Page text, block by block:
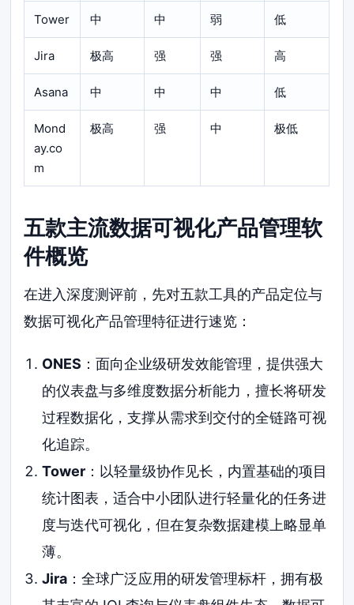
Tower 中 中 弱 低
Jira 极高 强 强 高
Asana 中 中 中 低
Mond
ay.co
m
极高 强 中 极低
五款主流数据可视化产品管理软
件概览
在进入深度测评前，先对五款工具的产品定位与
数据可视化产品管理特征进行速览：
ONES ：面向企业级研发效能管理，提供强大
的仪表盘与多维度数据分析能力，擅长将研发
过程数据化，支撑从需求到交付的全链路可视
化追踪。
Tower：以轻量级协作见长，内置基础的项目
统计图表，适合中小团队进行轻量化的任务进
度与迭代可视化，但在复杂数据建模上略显单
薄。
Jira：全球广泛应用的研发管理标杆，拥有极